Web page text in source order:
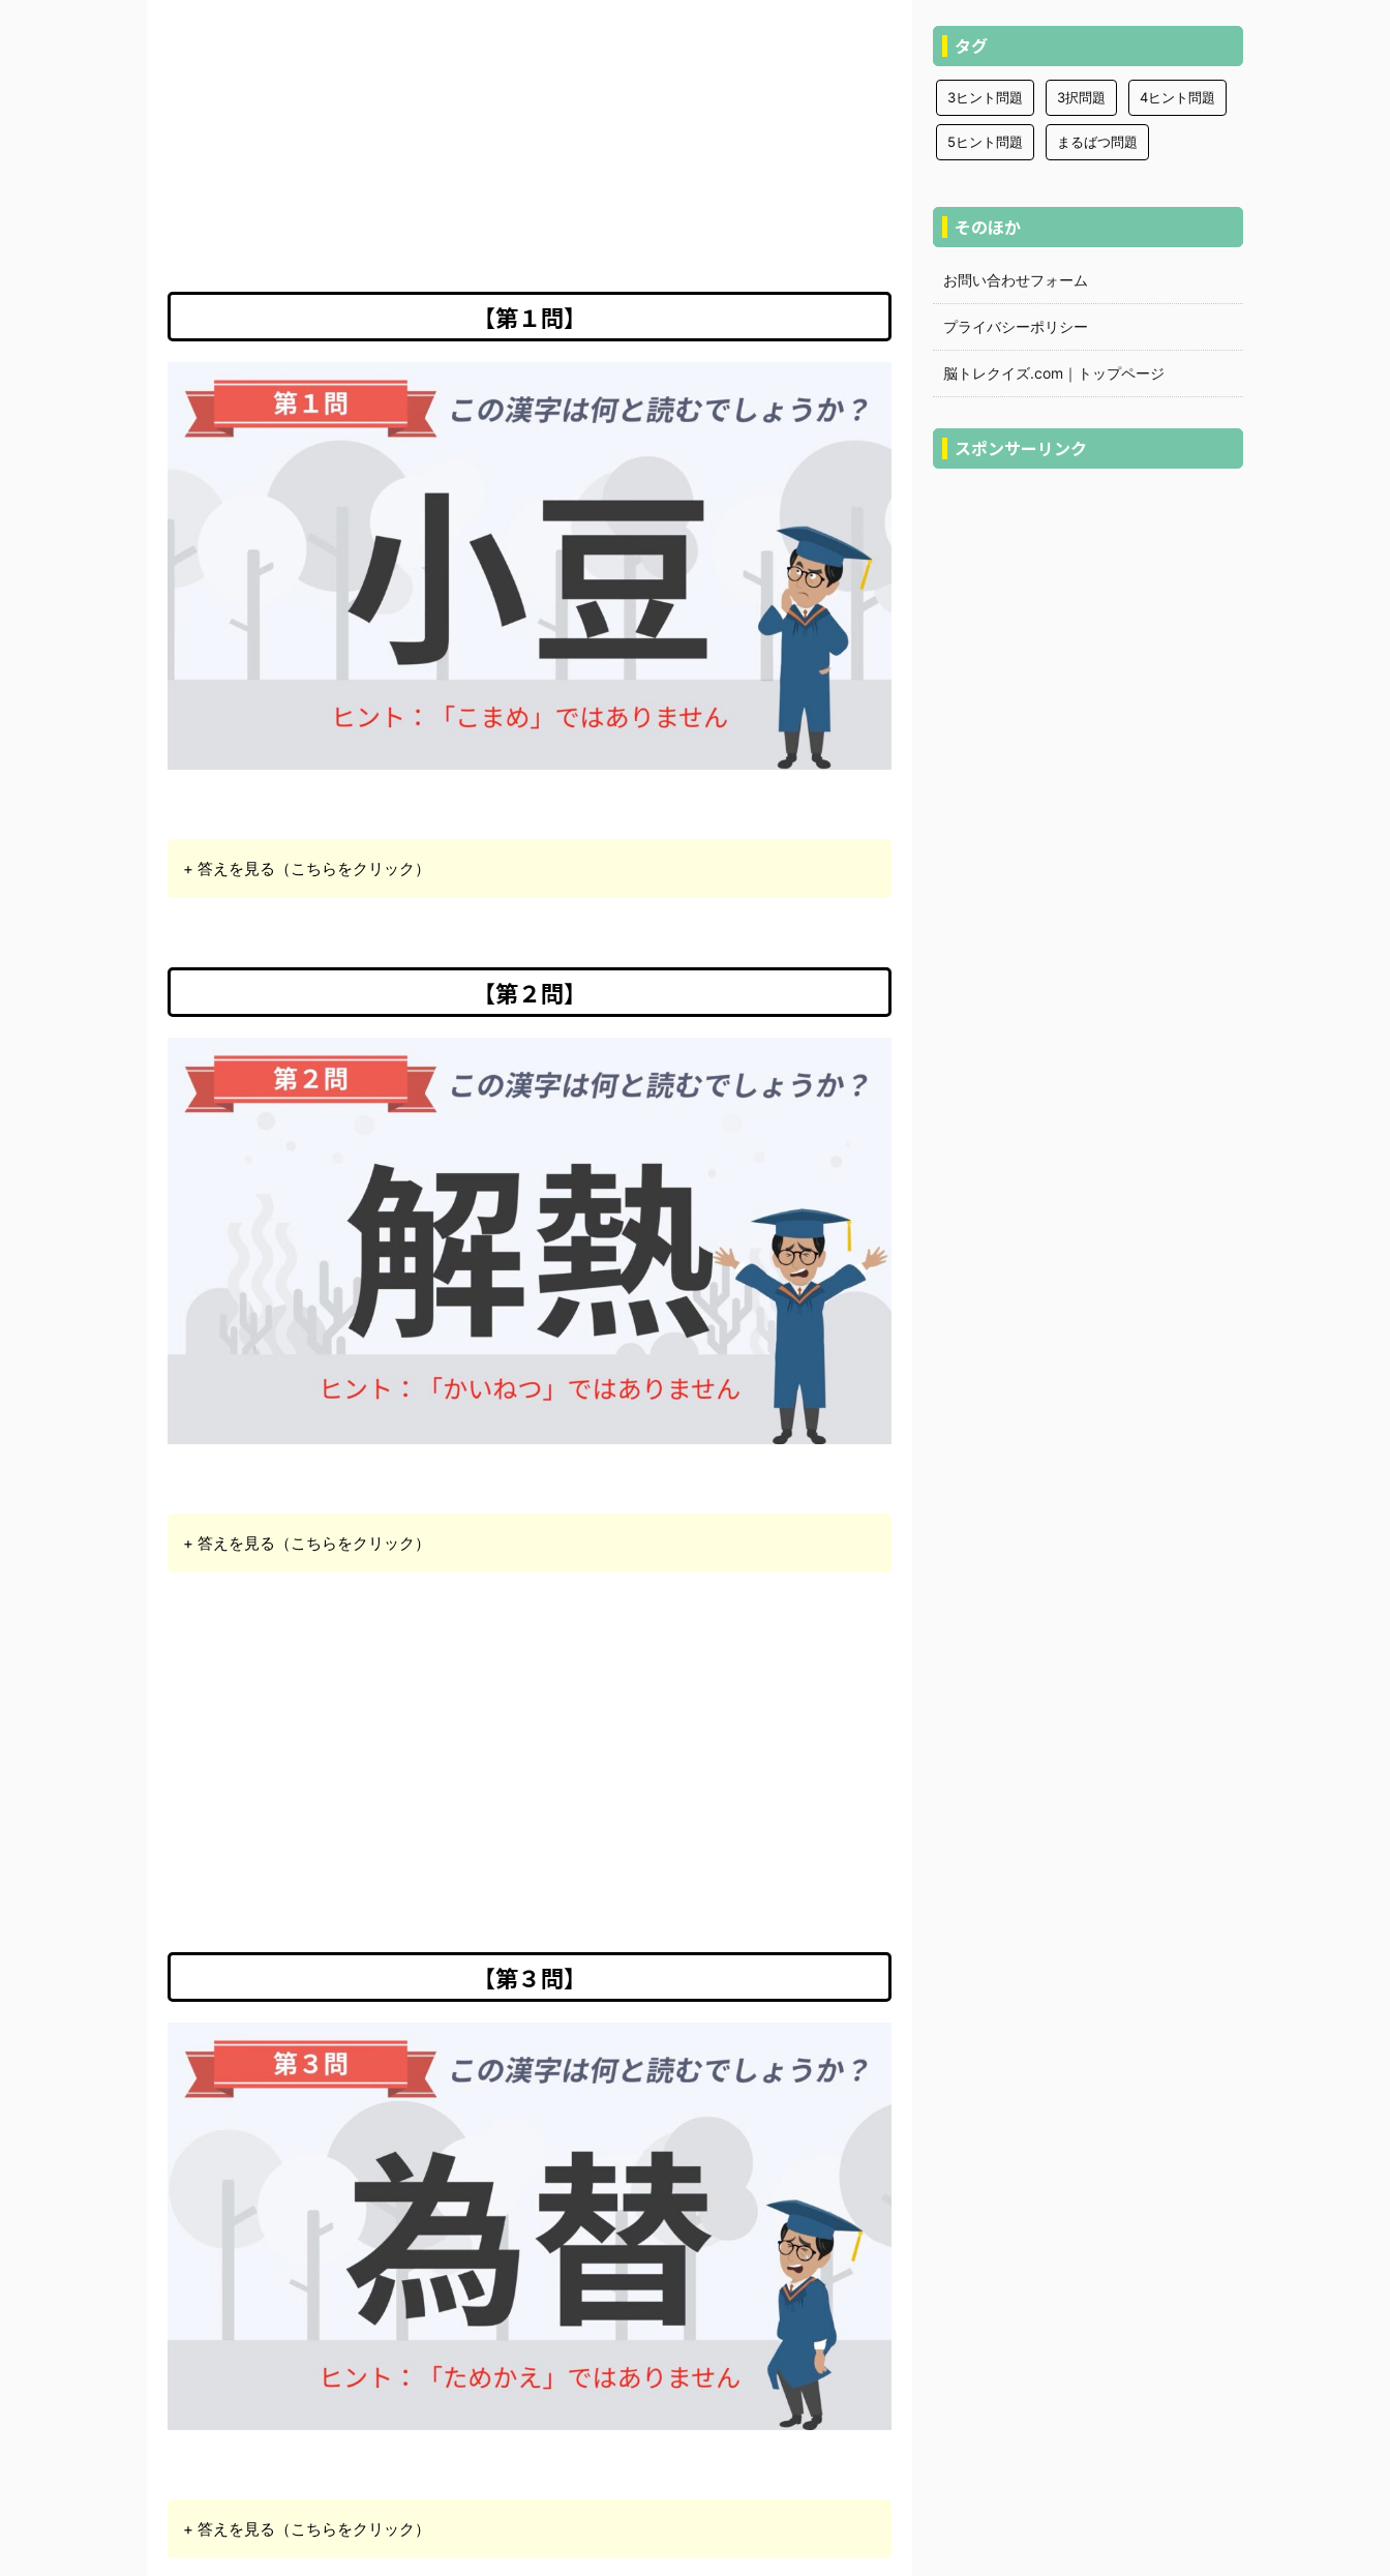
【第１問】
+ 答えを見る（こちらをクリック）
【第２問】
+ 答えを見る（こちらをクリック）
【第３問】
+ 答えを見る（こちらをクリック）
タグ
3ヒント問題 3択問題 4ヒント問題
5ヒント問題 まるばつ問題
そのほか
お問い合わせフォーム
プライバシーポリシー
脳トレクイズ.com｜トップページ
スポンサーリンク